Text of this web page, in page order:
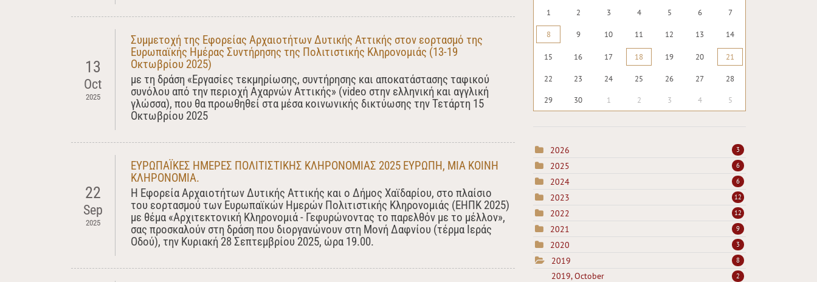
13
Oct
2025
Συμμετοχή της Εφορείας Αρχαιοτήτων Δυτικής Αττικής στον εορτασμό της
Ευρωπαϊκής Ημέρας Συντήρησης της Πολιτιστικής Κληρονομιάς (13-19
Οκτωβρίου 2025)
με τη δράση «Εργασίες τεκμηρίωσης, συντήρησης και αποκατάστασης ταφικού
συνόλου από την περιοχή Αχαρνών Αττικής» (video στην ελληνική και αγγλική
γλώσσα), που θα προωθηθεί στα μέσα κοινωνικής δικτύωσης την Τετάρτη 15
Οκτωβρίου 2025
22
Sep
2025
ΕΥΡΩΠΑΪΚΕΣ ΗΜΕΡΕΣ ΠΟΛΙΤΙΣΤΙΚΗΣ ΚΛΗΡΟΝΟΜΙΑΣ 2025 ΕΥΡΩΠΗ, ΜΙΑ ΚΟΙΝΗ
ΚΛΗΡΟΝΟΜΙΑ.
Η Εφορεία Αρχαιοτήτων Δυτικής Αττικής και ο Δήμος Χαϊδαρίου, στο πλαίσιο
του εορτασμού των Ευρωπαϊκών Ημερών Πολιτιστικής Κληρονομιάς (ΕΗΠΚ 2025)
με θέμα «Αρχιτεκτονική Κληρονομιά - Γεφυρώνοντας το παρελθόν με το μέλλον»,
σας προσκαλούν στη δράση που διοργανώνουν στη Μονή Δαφνίου (τέρμα Ιεράς
Οδού), την Κυριακή 28 Σεπτεμβρίου 2025, ώρα 19.00.
1 2 3 4 5 6 7
8 9 10 11 12 13 14
15 16 17 18 19 20 21
22 23 24 25 26 27 28
29 30 1 2 3 4 5
2026 3
2025 6
2024 6
2023 12
2022 12
2021 9
2020 3
2019 8
2019, October 2